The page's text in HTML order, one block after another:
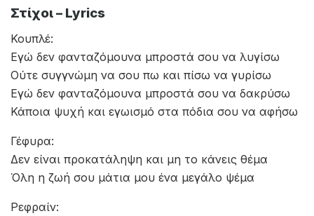
Στίχοι – Lyrics
Κουπλέ:
Εγώ δεν φανταζόμουνα μπροστά σου να λυγίσω
Ούτε συγγνώμη να σου πω και πίσω να γυρίσω
Εγώ δεν φανταζόμουνα μπροστά σου να δακρύσω
Κάποια ψυχή και εγωισμό στα πόδια σου να αφήσω
Γέφυρα:
Δεν είναι προκατάληψη και μη το κάνεις θέμα
Όλη η ζωή σου μάτια μου ένα μεγάλο ψέμα
Ρεφραίν: